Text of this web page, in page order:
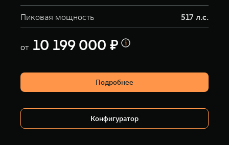
Пиковая мощность 517 л.с.
от 10 199 000 ₽
Подробнее
Конфигуратор